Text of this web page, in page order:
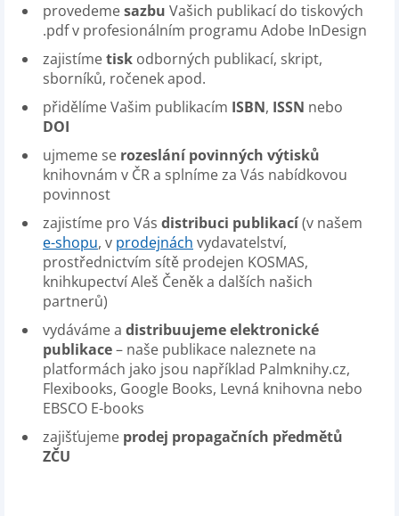
provedemesazbu Vašich publikací do tiskových
.pdf v profesionálním programu Adobe InDesign
zajistímetisk odborných publikací, skript,
sborníků, ročenek apod.
přidělíme Vašim publikacím ISBN, ISSN nebo
DOI
ujmeme se rozeslání povinných výtisků
knihovnám v ČR a splníme za Vás nabídkovou
povinnost
zajistíme pro Vás distribuci publikací(v našem
e-shopu, v prodejnách vydavatelství,
prostřednictvím sítě prodejen KOSMAS,
knihkupectví Aleš Čeněk a dalších našich
partnerů)
vydáváme a distribuujeme elektronické
publikace– naše publikace naleznete na
platformách jako jsou například Palmknihy.cz,
Flexibooks, Google Books, Levná knihovna nebo
EBSCO E-books
zajišťujeme prodej propagačních předmětů
ZČU